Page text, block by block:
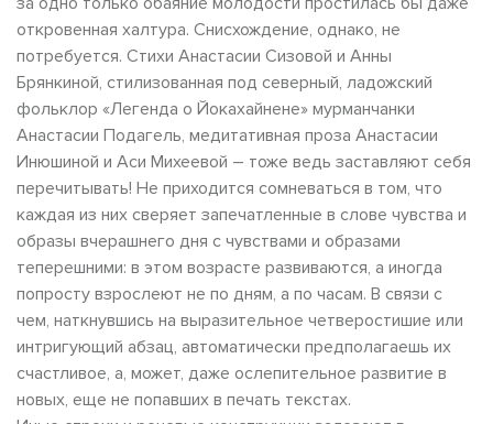
откровенная халтура. Снисхождение, однако, не
потребуется. Стихи Анастасии Сизовой и Анны
Брянкиной, стилизованная под северный, ладожский
фольклор «Легенда о Йокахайнене» мурманчанки
Анастасии Подагель, медитативная проза Анастасии
Инюшиной и Аси Михеевой – тоже ведь заставляют себя
перечитывать! Не приходится сомневаться в том, что
каждая из них сверяет запечатленные в слове чувства и
образы вчерашнего дня с чувствами и образами
теперешними: в этом возрасте развиваются, а иногда
попросту взрослеют не по дням, а по часам. В связи с
чем, наткнувшись на выразительное четверостишие или
интригующий абзац, автоматически предполагаешь их
счастливое, а, может, даже ослепительное развитие в
новых, еще не попавших в печать текстах.